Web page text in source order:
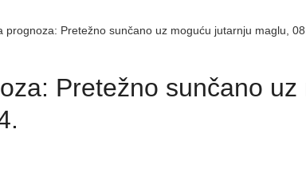
prognoza: Pretežno sunčano uz moguću jutarnju maglu,
Pretežno sunčano